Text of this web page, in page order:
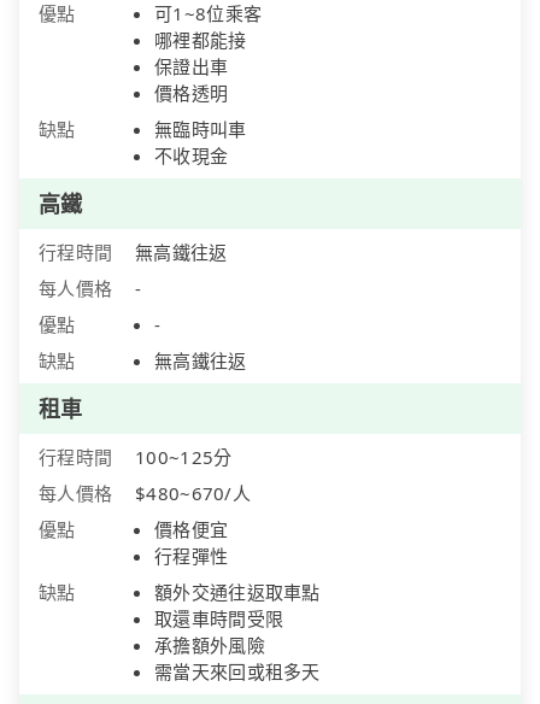
優點
可1~8位乘客
哪裡都能接
保證出車
價格透明
缺點
無臨時叫車
不收現金
高鐵
行程時間
無高鐵往返
每人價格
-
優點
-
缺點
無高鐵往返
租車
行程時間
100~125分
每人價格
$480~670/人
優點
價格便宜
行程彈性
缺點
額外交通往返取車點
取還車時間受限
承擔額外風險
需當天來回或租多天